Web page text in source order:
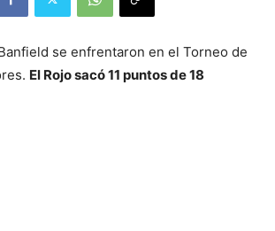
se enfrentaron en el Torneo de
El Rojo sacó 11 puntos de 18